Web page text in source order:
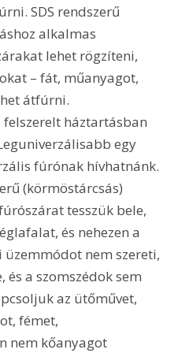
SDS rendszerű
alkalmas
lehet rögzíteni,
– fát, műanyagot,
átfúrni.
háztartásban
egy
fúrónak hívhatnánk.
(körmöstárcsás)
tesszük bele,
és nehezen a
nem szereti,
és a szomszédok sem
az ütőművet,
fémet,
nem kőanyagot